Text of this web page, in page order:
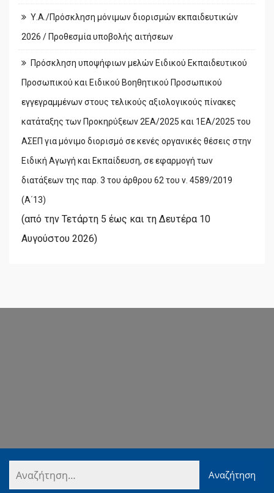
Υ.Α./Πρόσκληση μόνιμων διορισμών εκπαιδευτικών
2026 / Προθεσμία υποβολής αιτήσεων
Πρόσκληση υποψήφιων μελών Ειδικού Εκπαιδευτικού
Προσωπικού και Ειδικού Βοηθητικού Προσωπικού
εγγεγραμμένων στους τελικούς αξιολογικούς πίνακες
κατάταξης των Προκηρύξεων 2ΕΑ/2025 και 1ΕΑ/2025 του
ΑΣΕΠ για μόνιμο διορισμό σε κενές οργανικές θέσεις στην
Ειδική Αγωγή και Εκπαίδευση, σε εφαρμογή των
διατάξεων της παρ. 3 του άρθρου 62 του ν. 4589/2019
(Α΄13)
(από την Τετάρτη 5 έως και τη Δευτέρα 10
Αυγούστου 2026)